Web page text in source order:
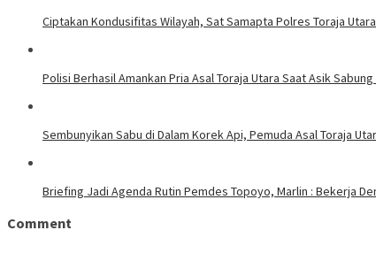
Ciptakan Kondusifitas Wilayah, Sat Samapta Polres Toraja
Polisi Berhasil Amankan Pria Asal Toraja Utara Saat Asik Sabung
Sembunyikan Sabu di Dalam Korek Api, Pemuda Asal Toraja
Briefing Jadi Agenda Rutin Pemdes Topoyo, Marlin : Bekerja
Comment